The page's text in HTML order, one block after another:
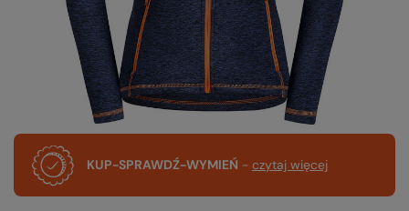
KUP-SPRAWDŹ-WYMIEŃ - czytaj więcej